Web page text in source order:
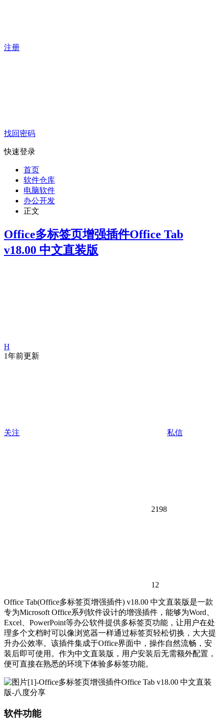
注册
找回密码
快速登录
首页
软件仓库
电脑软件
办公开发
正文
Office多标签页增强插件Office Tab
v18.00 中文直装版
H
1年前更新
关注 私信
2198
12
Office Tab(Office多标签页增强插件) v18.00 中文直装版是一款
专为Microsoft Office系列软件设计的增强插件，能够为Word、
Excel、PowerPoint等办公软件提供多标签页功能，让用户在处
理多个文档时可以像浏览器一样通过标签页轻松切换，大大提
升办公效率。该插件集成于Office界面中，操作自然流畅，安
装后即可使用。作为中文直装版，用户安装后无需额外配置，
便可直接在熟悉的环境下体验多标签功能。
软件功能